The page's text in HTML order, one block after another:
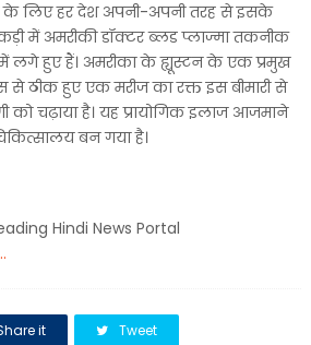
के लिए हर देश अपनी-अपनी तरह से इसके
में अमरीकी डॉक्टर ब्लड प्लाज्मा तकनीक
लगे हुए हैं। अमरीका के ह्यूस्टन के एक प्रमुख
से ठीक हुए एक मरीज का रक्त इस बीमारी से
को चढ़ाया है। यह प्रायोगिक इलाज आजमाने
बन गया है।
Hindi News Portal
it Tweet